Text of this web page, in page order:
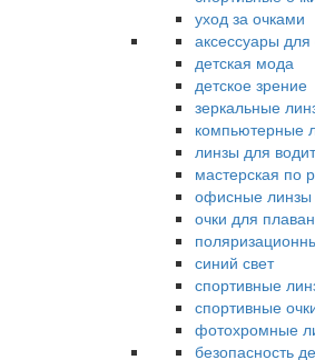
уход за очками
аксессуары для
детская мода
детское зрение
зеркальные
компьютерные
линзы для
мастерская по
офисные линзы
очки для
синий свет
спортивные
спортивные
фотохромные
безопасность